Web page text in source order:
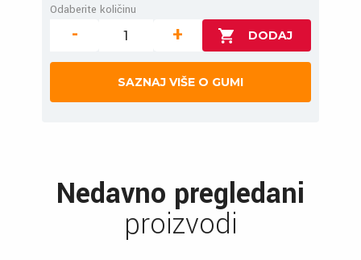
Odaberite količinu
- +
SAZNAJ VIŠE O GUMI
Nedavno pregledani
proizvodi